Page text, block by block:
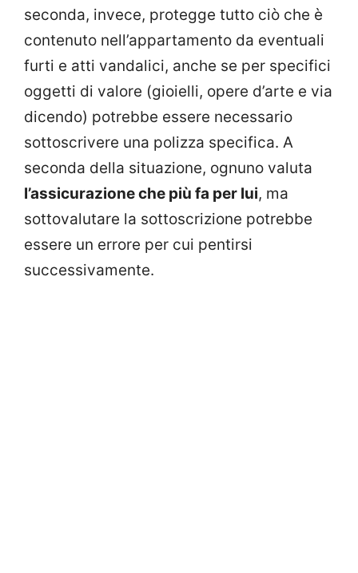
seconda, invece, protegge tutto ciò che è
contenuto nell’appartamento da eventuali
furti e atti vandalici, anche se per specifici
oggetti di valore (gioielli, opere d’arte e via
dicendo) potrebbe essere necessario
sottoscrivere una polizza specifica. A
seconda della situazione, ognuno valuta
l’assicurazione che più fa per lui, ma
sottovalutare la sottoscrizione potrebbe
essere un errore per cui pentirsi
successivamente.